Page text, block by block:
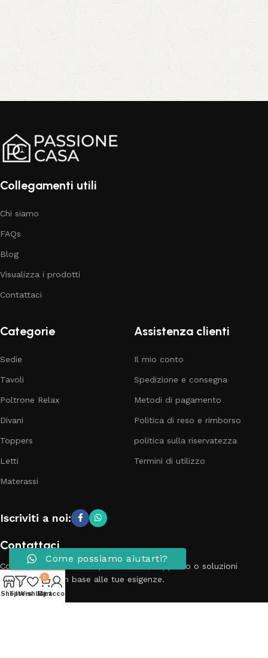
Collegamenti utili
Chi siamo
FAQs
Blog
Visualizza i prodotti
Contattaci
Categorie
Sedie
Tavoli
Poltrone Relax
Divani
Toppers
Letti
Materassi
Assistenza clienti
Il mio conto
Spedizione e consegna
Metodi di pagamento
Politica di reso e rimborso
politica sulla riservatezza
Termini di utilizzo
Iscriviti a noi:
Contattaci
Contatta il nostro team per richieste, supporto o soluzioni
personalizzate in base alle tue esigenze.
Telefono: 3881798899
ShopFilters
Wishlist
0
Cart
My account
Come possiamo aiutarti?